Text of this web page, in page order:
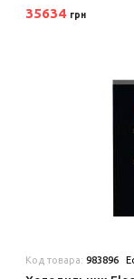
35634 грн
Код товара:983896